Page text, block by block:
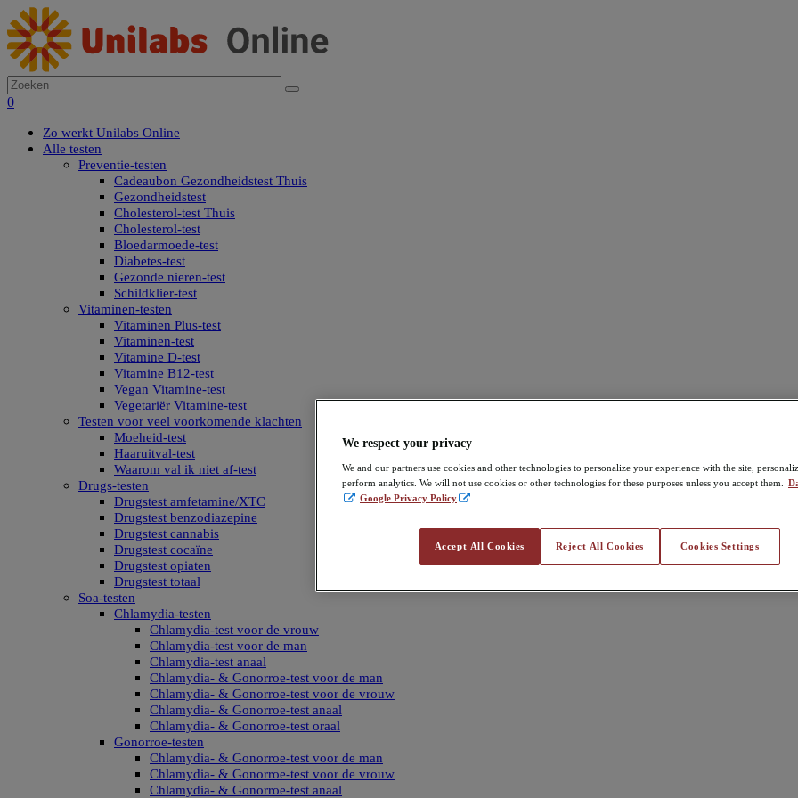
0
Zo werkt Unilabs Online
Alle testen
Preventie-testen
Cadeaubon Gezondheidstest Thuis
Gezondheidstest
Cholesterol-test Thuis
Cholesterol-test
Bloedarmoede-test
Diabetes-test
Gezonde nieren-test
Schildklier-test
Vitaminen-testen
Vitaminen Plus-test
Vitaminen-test
Vitamine D-test
Vitamine B12-test
Vegan Vitamine-test
Vegetariër Vitamine-test
Testen voor veel voorkomende klachten
Moeheid-test
Haaruitval-test
Waarom val ik niet af-test
Drugs-testen
Drugstest amfetamine/XTC
Drugstest benzodiazepine
Drugstest cannabis
Drugstest cocaïne
Drugstest opiaten
Drugstest totaal
Soa-testen
Chlamydia-testen
Chlamydia-test voor de vrouw
Chlamydia-test voor de man
Chlamydia-test anaal
Chlamydia- & Gonorroe-test voor de man
Chlamydia- & Gonorroe-test voor de vrouw
Chlamydia- & Gonorroe-test anaal
Chlamydia- & Gonorroe-test oraal
Gonorroe-testen
Chlamydia- & Gonorroe-test voor de man
Chlamydia- & Gonorroe-test voor de vrouw
Chlamydia- & Gonorroe-test anaal
We respect your privacy
We and our partners use cookies and other technologies to personalize your experience with the site,
perform analytics. We will not use cookies or other technologies for these purposes unless you accept them.
Google Privacy Policy
Cookies Settings
Reject All Cookies
Accept All Cookies